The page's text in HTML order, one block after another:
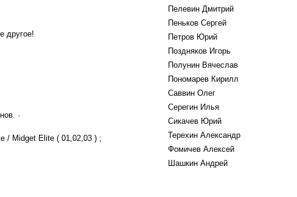
другое!
·
/ Midget Elite ( 01,02,03 ) ;
Пелевин Дмитрий
Пеньков Сергей
Петров Юрий
Поздняков Игорь
Полунин Вячеслав
Пономарев Кирилл
Саввин Олег
Серегин Илья
Сикачев Юрий
Терехин Александр
Фомичев Алексей
Шашкин Андрей